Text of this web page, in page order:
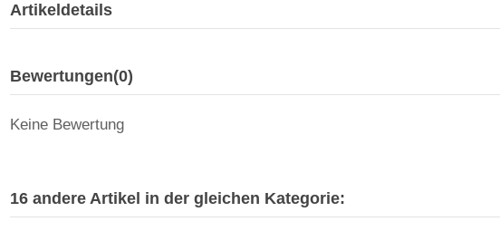
Artikeldetails
Bewertungen(0)
Keine Bewertung
16 andere Artikel in der gleichen Kategorie: